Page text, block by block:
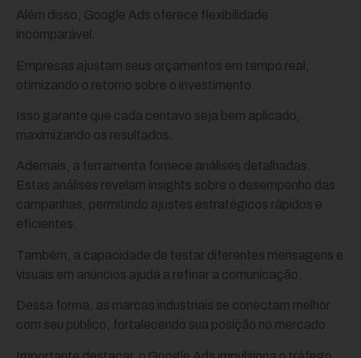
Além disso, Google Ads oferece flexibilidade
incomparável.
Empresas ajustam seus orçamentos em tempo real,
otimizando o retorno sobre o investimento.
Isso garante que cada centavo seja bem aplicado,
maximizando os resultados.
Ademais, a ferramenta fornece análises detalhadas.
Estas análises revelam insights sobre o desempenho das
campanhas, permitindo ajustes estratégicos rápidos e
eficientes.
Também, a capacidade de testar diferentes mensagens e
visuais em anúncios ajuda a refinar a comunicação.
Dessa forma, as marcas industriais se conectam melhor
com seu público, fortalecendo sua posição no mercado.